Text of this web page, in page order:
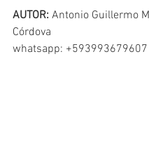
AUTOR: Antonio Guillermo
Córdova
whatsapp: +593993679607